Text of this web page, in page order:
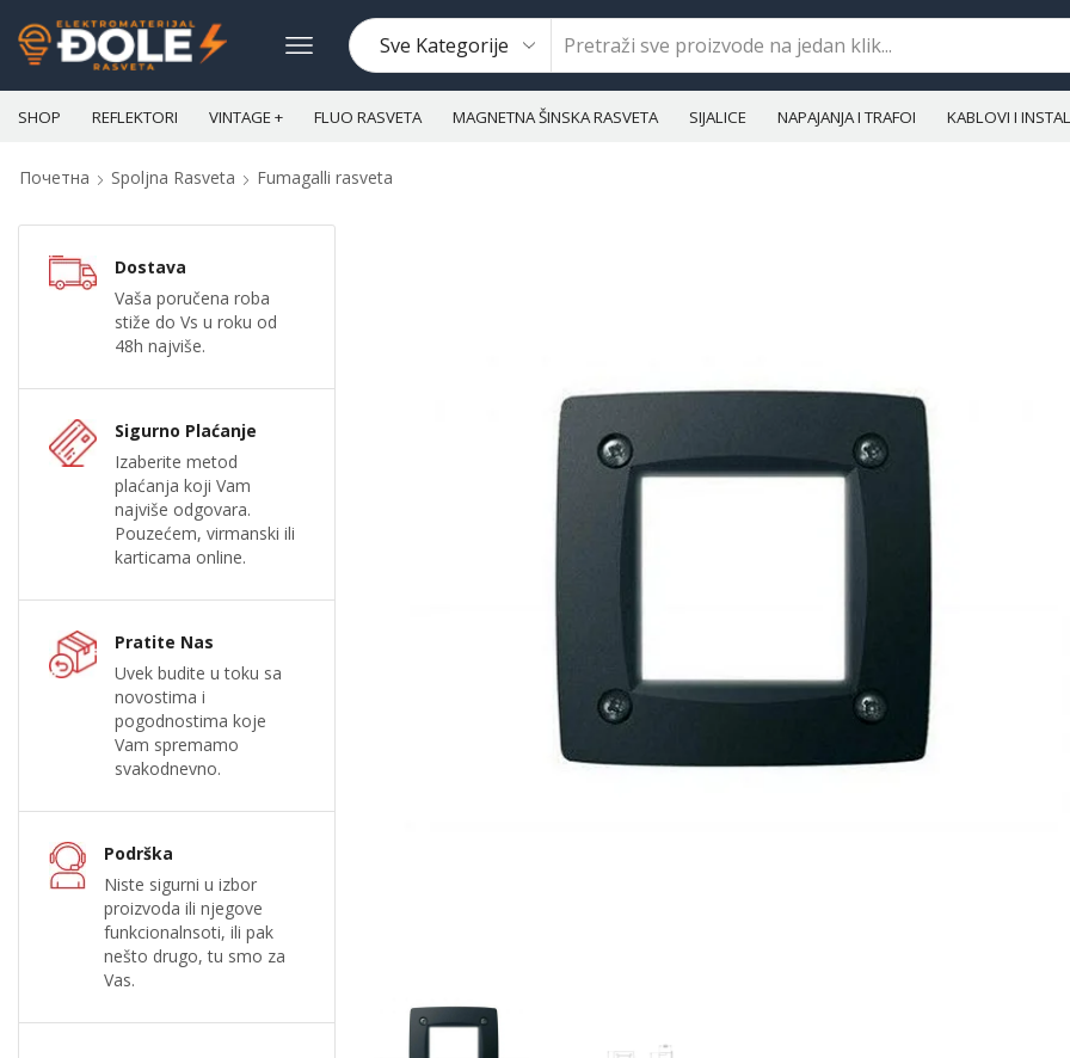
SHOP REFLEKTORI VINTAGE + FLUO RASVETA MAGNETNA ŠINSKA RASVETA SIJALICE NAPAJANJA I TRAFOI KABLOVI I
Почетна Spoljna Rasveta Fumagalli rasveta
Dostava
Vaša poručena roba
stiže do Vs u roku od
48h najviše.
Sigurno Plaćanje
Izaberite metod
plaćanja koji Vam
najviše odgovara.
Pouzećem, virmanski ili
karticama online.
Pratite Nas
Uvek budite u toku sa
novostima i
pogodnostima koje
Vam spremamo
svakodnevno.
Podrška
Niste sigurni u izbor
proizvoda ili njegove
funkcionalnsoti, ili pak
nešto drugo, tu smo za
Vas.